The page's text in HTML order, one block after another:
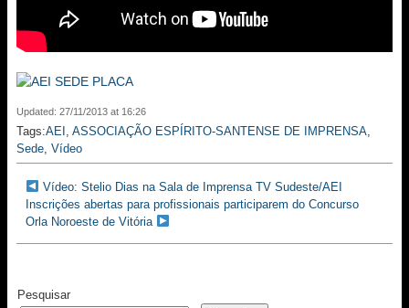
Updated: 27/11/2013 at 16:26
Tags:AEI , ASSOCIAÇÃO ESPÍRITO-SANTENSE DE IMPRENSA,
Sede, Vídeo
Vídeo: Stelio Dias na Sala de Imprensa TV Sudeste/AEI
Inscrições abertas para profissionais participarem do Concurso
Orla Noroeste de Vitória
Pesquisar